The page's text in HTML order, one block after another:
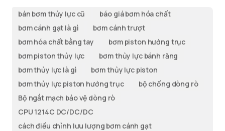
bán bơm thủy lực cũ
báo giá bơm hóa chất
bơm cánh gạt là gì
bơm cánh trượt
bơm hóa chất bằng tay
bơm piston hướng trục
bơm piston thủy lực
bơm thủy lực bánh răng
bơm thủy lực là gì
bơm thủy lực piston
bơm thủy lực piston hướng trục
bộ chống dòng rò
Bộ ngắt mạch bảo vệ dòng rò
CPU 1214C DC/DC/DC
cách điều chỉnh lưu lượng bơm cánh gạt